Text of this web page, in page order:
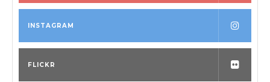
INSTAGRAM
FLICKR